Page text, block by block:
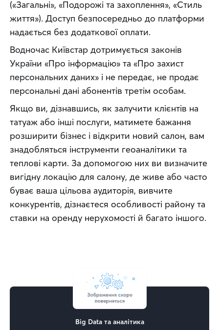
(«Загальні», «Подорожі та захоплення», «Стиль
життя»). Доступ безпосередньо до платформи
надається без додаткової оплати.
Водночас Київстар дотримується законів
України «Про інформацію» та «Про захист
персональних даних» і не передає, не продає
персональні дані абонентів третім особам.
Якщо ви, дізнавшись, як залучити клієнтів на
татуаж або інші послуги, матимете бажання
розширити бізнес і відкрити новий салон, вам
знадобляться інструменти геоаналітики та
теплові карти. За допомогою них ви визначите
вигідну локацію для салону, де живе або часто
буває ваша цільова аудиторія, вивчите
конкурентів, дізнаєтеся особливості району та
ставки на оренду нерухомості й багато іншого.
Big Data та аналітика